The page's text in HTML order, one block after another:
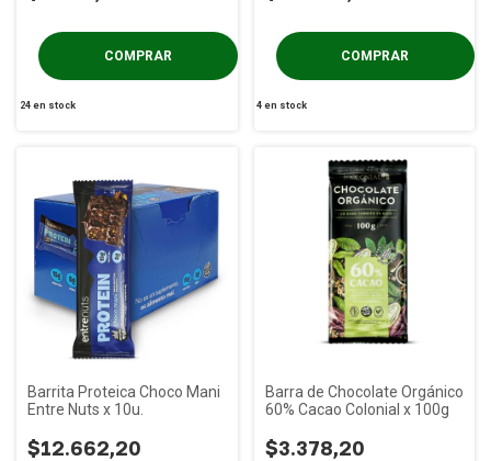
24en stock 4 en stock
Barrita Proteica Choco Mani
Entre Nuts x 10u.
$12.662,20
Barra de Chocolate Orgánico
60% Cacao Colonial x 100g
$3.378,20